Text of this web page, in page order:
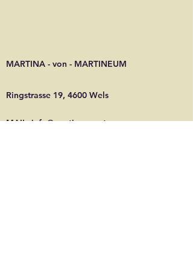
MARTINA - von - MARTINEUM
Ringstrasse 19, 4600 Wels
MAIL:info@martineum.at